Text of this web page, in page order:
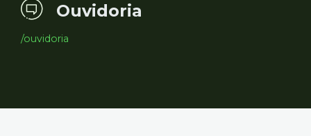
Ouvidoria
/ouvidoria